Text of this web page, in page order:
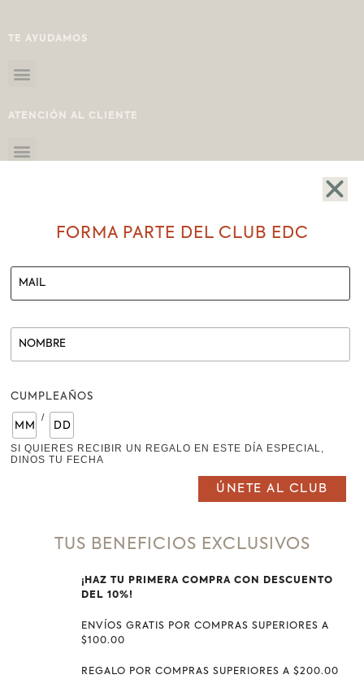
TE AYUDAMOS
ATENCIÓN AL CLIENTE
LOJA-ECUADOR
E MAIL : CONTACTO@ESTABLODELCUERO.COM.EC
WHATSAPP0989945579
CONTACTO
SÁBADOS 10H00-20H00
FORMA PARTE DEL CLUB EDC
CUMPLEAÑOS
/
SI QUIERES RECIBIR UN REGALO EN ESTE DÍA ESPECIAL,
DINOS TU FECHA
TUS BENEFICIOS EXCLUSIVOS
¡HAZ TU PRIMERA COMPRA CON DESCUENTO
DEL 10%!
ENVÍOS GRATIS POR COMPRAS SUPERIORES A
$100.00
REGALO POR COMPRAS SUPERIORES A $200.00